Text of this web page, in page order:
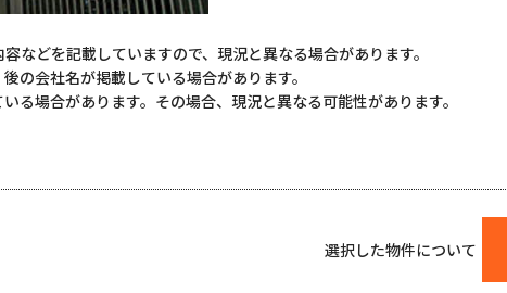
どを記載していますので、現況と異なる場合があります。
の会社名が掲載している場合があります。
場合があります。その場合、現況と異なる可能性があります。
選択した物件について